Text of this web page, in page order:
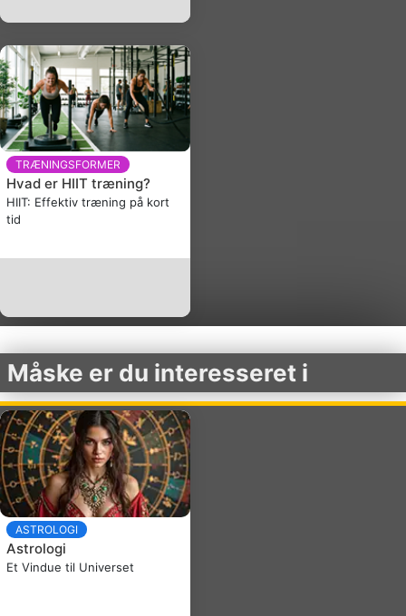
TRÆNINGSFORMER
Hvad er HIIT træning?
HIIT: Effektiv træning på kort
tid
Måske er du interesseret i
ASTROLOGI
Astrologi
Et Vindue til Universet